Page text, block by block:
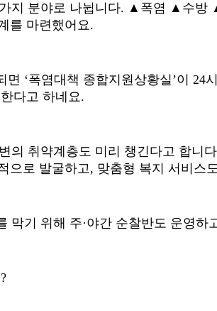
지 분야로 나뉩니다. ▲ 폭염 ▲ 수방
를 마련했어요.
면 ‘폭염대책 종합지원상황실’이 24
다고 하네요.
의 취약계층도 미리 챙긴다고 합니다
으로 발굴하고, 맞춤형 복지 서비스
막기 위해 주·야간 순찰반도 운영하
?